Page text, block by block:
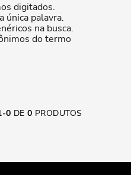
digitados.
única palavra.
na busca.
do termo
-0 DE0 PRODUTOS